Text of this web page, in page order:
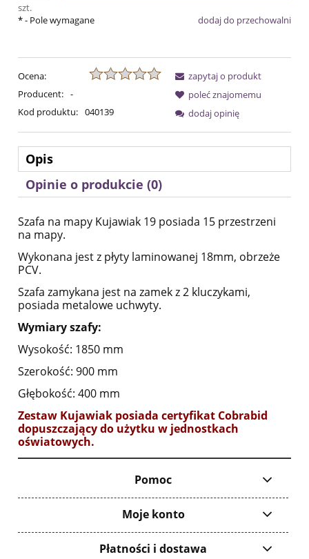
szt.
dodaj do przechowalni
*- Pole wymagane
Ocena:
Producent: -
Kod produktu: 040139
zapytaj o produkt
poleć znajomemu
dodaj opinię
Opis
Opinie o produkcie (0)
Szafa na mapy Kujawiak 19 posiada 15 przestrzeni
na mapy.
Wykonana jest z płyty laminowanej 18mm, obrzeże
PCV.
Szafa zamykana jest na zamek z 2 kluczykami,
posiada metalowe uchwyty.
Wymiary szafy:
Wysokość: 1850 mm
Szerokość: 900 mm
Głębokość: 400 mm
Zestaw Kujawiak posiada certyfikat Cobrabid
dopuszczający do użytku w jednostkach
oświatowych.
Pomoc
Moje konto
Płatności i dostawa